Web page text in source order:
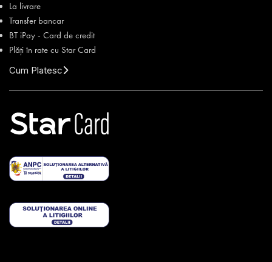
La livrare
Transfer bancar
BT iPay - Card de credit
Plăți în rate cu Star Card
Cum Platesc